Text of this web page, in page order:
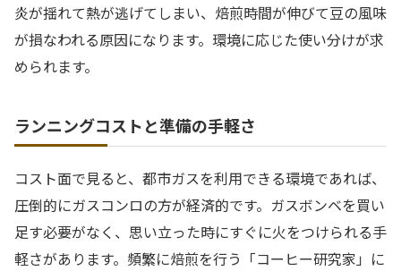
炎が揺れて熱が逃げてしまい、焙煎時間が伸びて豆の風味
が損なわれる原因になります。環境に応じた使い分けが求
められます。
ランニングコストと準備の手軽さ
コスト面で見ると、都市ガスを利用できる環境であれば、
圧倒的にガスコンロの方が経済的です。ガスボンベを買い
足す必要がなく、思い立った時にすぐに火をつけられる手
軽さがあります。頻繁に焙煎を行う「コーヒー研究家」に